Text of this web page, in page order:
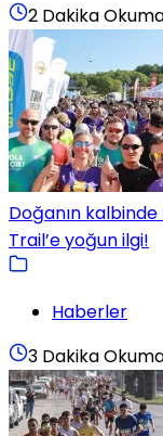
2 Dakika
Doğanın
Trail’e yoğun ilgi!
Haberler
3 Dakika